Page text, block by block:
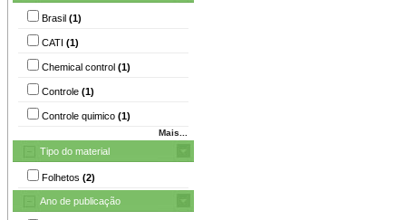
Brasil (1)
CATI (1)
Chemical control (1)
Controle (1)
Controle quimico (1)
Mais...
Tipo do material
Folhetos (2)
Ano de publicação